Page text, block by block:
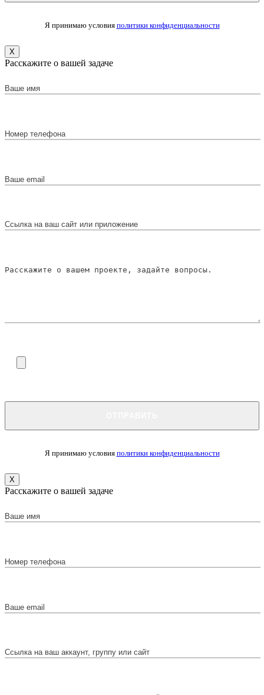
Я принимаю условия политики конфиденциальности
X
Расскажите о вашей задаче
Я принимаю условия политики конфиденциальности
X
Расскажите о вашей задаче